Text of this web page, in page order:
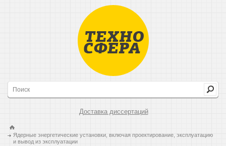
Доставка диссертаций
Ядерные энергетические установки, включая проектирование, эксплуатацию
и вывод из эксплуатации